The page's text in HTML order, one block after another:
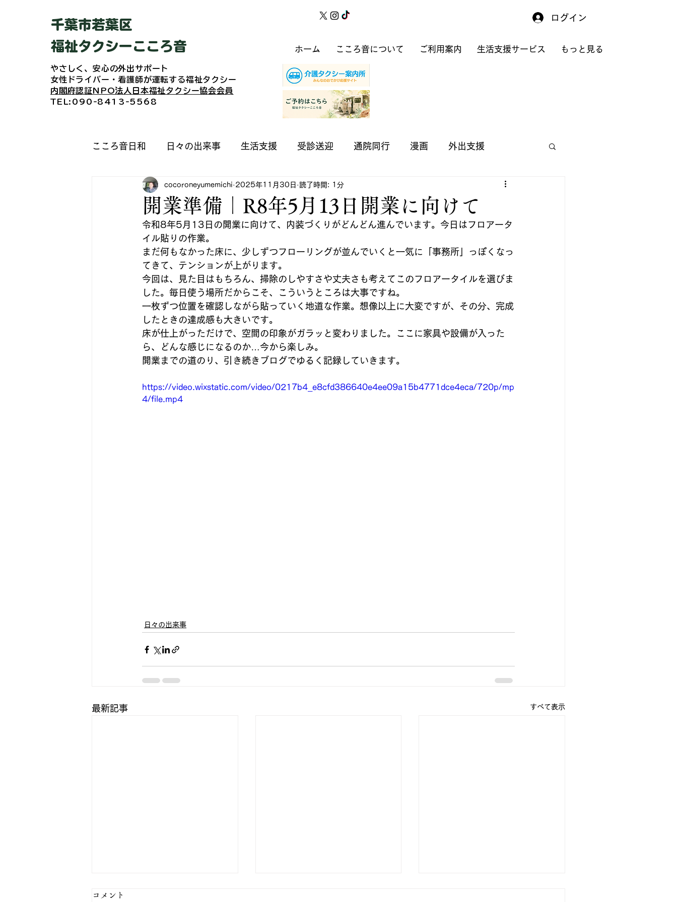
​千葉市若葉区
福祉タクシーこころ音
やさしく、安心の外出サポート
女性ドライバー・看護師が運転する福祉タクシー
​内閣府認証NPO法人日本福祉タクシー協会会員
​TEL:090-8413-5568
ログイン
ホーム こころ音について ご利用案内 生活支援サービス もっと見る
こころ音日和 日々の出来事 生活支援 受診送迎 通院同行 漫画 外出支援
開業準備｜R8年5月13日開業に向けて
cocoroneyumemichi 2025年11月30日 読了時間: 1分
令和8年5月13日の開業に向けて、内装づくりがどんどん進んでいます。今日はフロアータ
イル貼りの作業。
まだ何もなかった床に、少しずつフローリングが並んでいくと一気に「事務所」っぽくなっ
てきて、テンションが上がります。
今回は、見た目はもちろん、掃除のしやすさや丈夫さも考えてこのフロアータイルを選びま
した。毎日使う場所だからこそ、こういうところは大事ですね。
一枚ずつ位置を確認しながら貼っていく地道な作業。想像以上に大変ですが、その分、完成
したときの達成感も大きいです。
床が仕上がっただけで、空間の印象がガラッと変わりました。ここに家具や設備が入った
ら、どんな感じになるのか…今から楽しみ。
開業までの道のり、引き続きブログでゆるく記録していきます。
https://video.wixstatic.com/video/0217b4_e8cfd386640e4ee09a15b4771dce4eca/720p/mp
4/file.mp4
日々の出来事
最新記事 すべて表示
コメント